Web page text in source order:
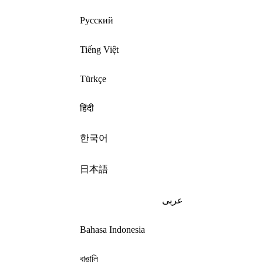
Русский
Tiếng Việt
Türkçe
हिंदी
한국어
日本語
عربى
Bahasa Indonesia
বাঙালি